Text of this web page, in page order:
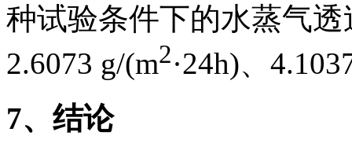
种试验条件下的水蒸气透
2.6073 g/(m2·24h)、
7、结论